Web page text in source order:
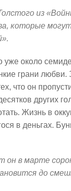
из
которые
около
грани любви.
что он
других
Жизнь в
в деньгах.
в марте
до